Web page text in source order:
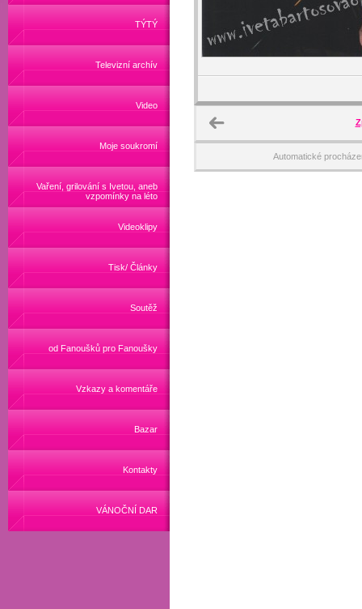
TÝTÝ
Televizní archív
Video
Moje soukromí
Vaření, grilování s Ivetou, aneb
vzpomínky na léto
Videoklipy
Tisk/ Články
Soutěž
od Fanoušků pro Fanoušky
Vzkazy a komentáře
Bazar
Kontakty
VÁNOČNÍ DAR
Automatické